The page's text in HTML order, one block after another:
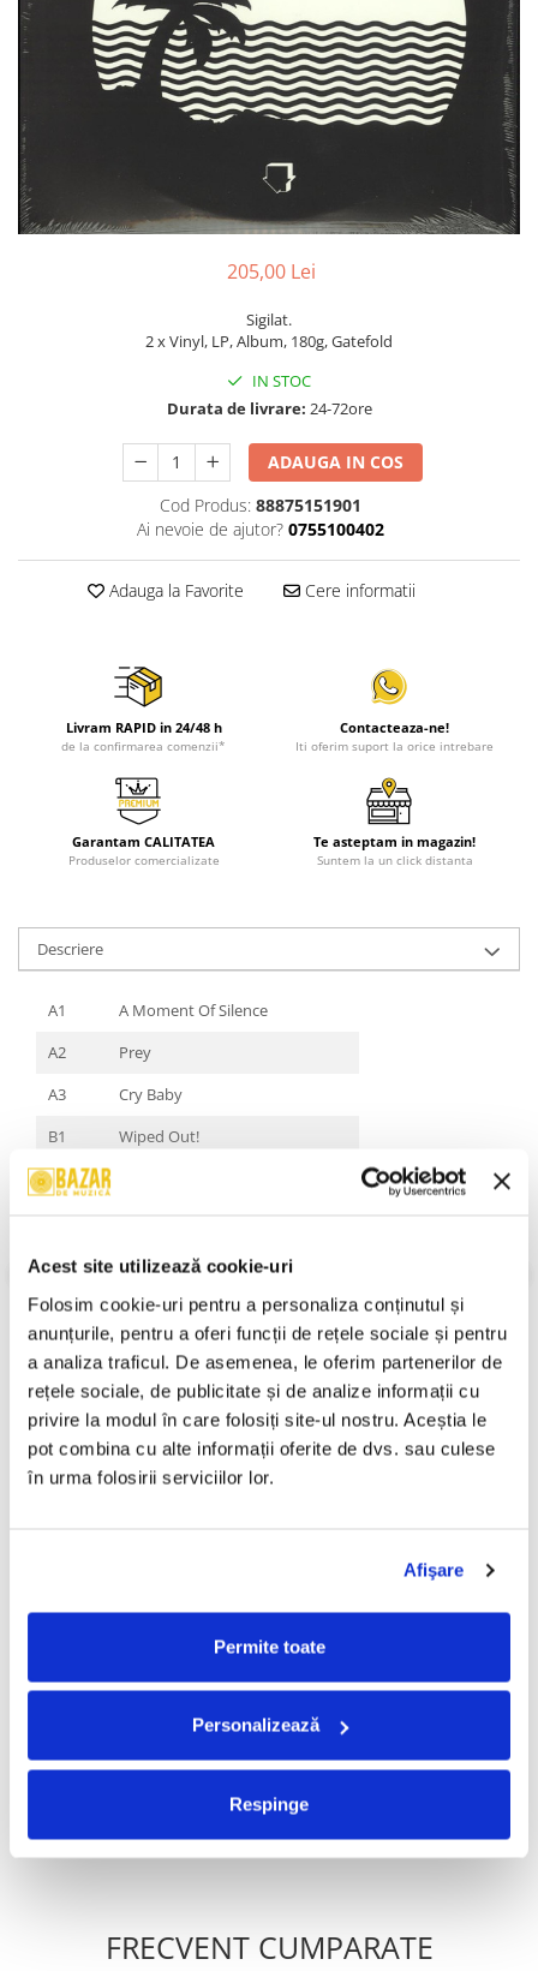
Acest site utilizează cookie-uri
Folosim cookie-uri pentru a personaliza conținutul și
anunțurile, pentru a oferi funcții de rețele sociale și pentru
a analiza traficul. De asemenea, le oferim partenerilor de
rețele sociale, de publicitate și de analize informații cu
privire la modul în care folosiți site-ul nostru. Aceștia le
pot combina cu alte informații oferite de dvs. sau culese
în urma folosirii serviciilor lor.
Afişare
Permite toate
Personalizează
Respinge
Viniluri Românești
Colecția Electrecord
205,00 Lei
Sigilat.
2 x Vinyl, LP, Album, 180g, Gatefold
IN STOC
Durata de livrare: 24-72ore
ADAUGA IN COS
Cod Produs: 88875151901
Ai nevoie de ajutor? 0755100402
Adauga la Favorite Cere informatii
Livram RAPID in 24/48 h
de la confirmarea comenzii*
Contacteaza-ne!
Iti oferim suport la orice intrebare
Garantam CALITATEA
Produselor comercializate
Te asteptam in magazin!
Suntem la un click distanta
Descriere
A1
A Moment Of Silence
A2
Prey
A3
Cry Baby
B1
Wiped Out!
B2
C2
Baby Came Home 2 / Valentines
C3
Greetings From Califournia
D1
Ferrari
D2
Single
D3
R.I.P. 2 My Youth
Stare Coperta:Mint
Stare Disc:Mint
Gen: Rock, Pop
Stil:Pop Rock, Alternative Rock
An Lansare:
An Lansare:
Informatii conformitate produs
PRODUSE ALTERNATIVE
AGWeinberger - Sharing
219,99 Lei
Pink Floyd - The Division
205,00 Lei
FRECVENT CUMPARATE